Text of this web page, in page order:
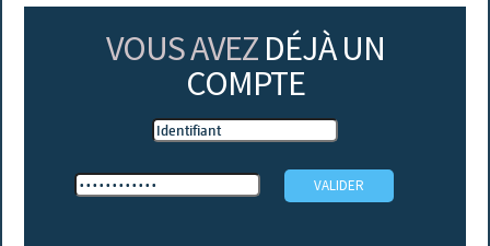
VOUS AVEZ DÉJÀ UN
COMPTE